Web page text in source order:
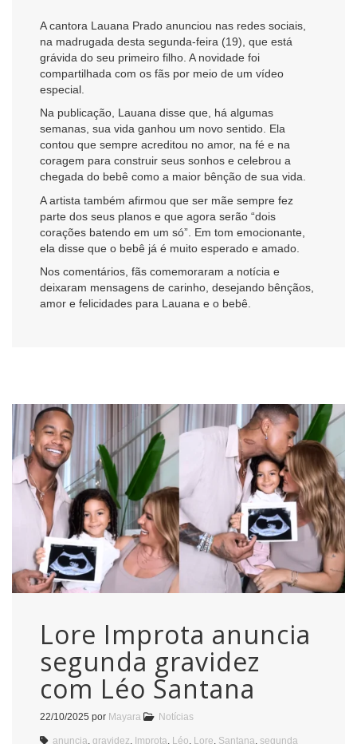
A cantora Lauana Prado anunciou nas redes sociais,
na madrugada desta segunda-feira (19), que está
grávida do seu primeiro filho. A novidade foi
compartilhada com os fãs por meio de um vídeo
especial.
Na publicação, Lauana disse que, há algumas
semanas, sua vida ganhou um novo sentido. Ela
contou que sempre acreditou no amor, na fé e na
coragem para construir seus sonhos e celebrou a
chegada do bebê como a maior bênção de sua vida.
A artista também afirmou que ser mãe sempre fez
parte dos seus planos e que agora serão “dois
corações batendo em um só”. Em tom emocionante,
ela disse que o bebê já é muito esperado e amado.
Nos comentários, fãs comemoraram a notícia e
deixaram mensagens de carinho, desejando bênçãos,
amor e felicidades para Lauana e o bebê.
Lore Improta anuncia
segunda gravidez
com Léo Santana
22/10/2025 por Mayara Notícias
anuncia gravidez Improta Léo Lore Santana segunda